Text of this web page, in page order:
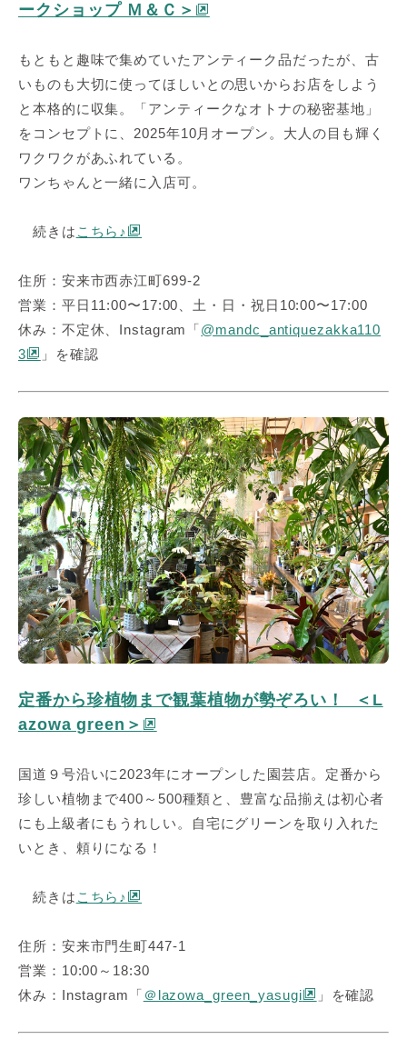
ークショップ Ｍ＆Ｃ＞
もともと趣味で集めていたアンティーク品だったが、古
いものも大切に使ってほしいとの思いからお店をしよう
と本格的に収集。「アンティークなオトナの秘密基地」
をコンセプトに、2025年10月オープン。大人の目も輝く
ワクワクがあふれている。
ワンちゃんと一緒に入店可。
続きは こちら♪
住所：安来市西赤江町699-2
営業：平日11:00〜17:00、土・日・祝日10:00〜17:00
休み：不定休、Instagram「 @mandc_antiquezakka110
3
」を確認
定番から珍植物まで観葉植物が勢ぞろい！ ＜L
azowa green＞
国道９号沿いに2023年にオープンした園芸店。定番から
珍しい植物まで400～500種類と、豊富な品揃えは初心者
にも上級者にもうれしい。自宅にグリーンを取り入れた
いとき、頼りになる！
続きは こちら♪
住所：安来市門生町447-1
営業：10:00～18:30
休み：Instagram「 ＠lazowa_green_yasugi 」を確認